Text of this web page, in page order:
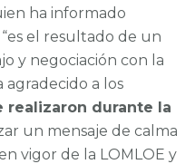
ha informado
el resultado de un
y negociación con la
agradecido a los
realizaron durante la
un mensaje de calma
vigor de la LOMLOE y